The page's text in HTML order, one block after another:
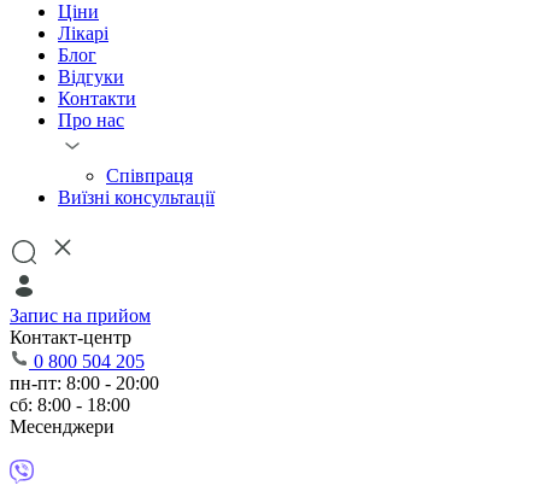
Ціни
Лікарі
Блог
Відгуки
Контакти
Про нас
Співпраця
Виїзні консультації
Запис на прийом
Контакт-центр
0 800 504 205
пн-пт: 8:00 - 20:00
сб: 8:00 - 18:00
Месенджери